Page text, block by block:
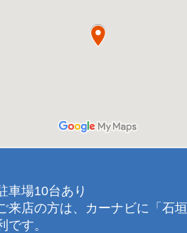
車場10台あり
来店の方は、カーナビに「石
です。